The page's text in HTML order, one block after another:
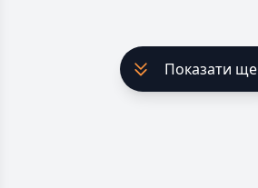
Показати ще